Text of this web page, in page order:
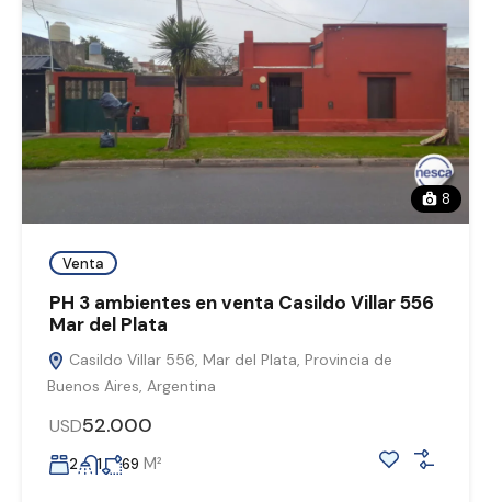
8
Venta
PH 3 ambientes en venta Casildo Villar 556
Mar del Plata
Casildo Villar 556, Mar del Plata, Provincia de
Buenos Aires, Argentina
USD52.000
2 1 69 M²